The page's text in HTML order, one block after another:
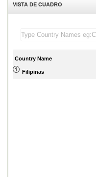
VISTA DE CUADRO
Country Name
Filipinas